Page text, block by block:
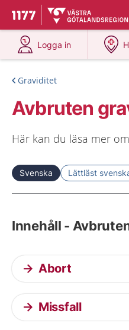
Till startsidan för 1177
Du har valt region
Logga in
på 1177.se
Graviditet
Avbruten
Här kan du läsa mer
Svenska Lättläst
Innehåll -
Abort
Missfall